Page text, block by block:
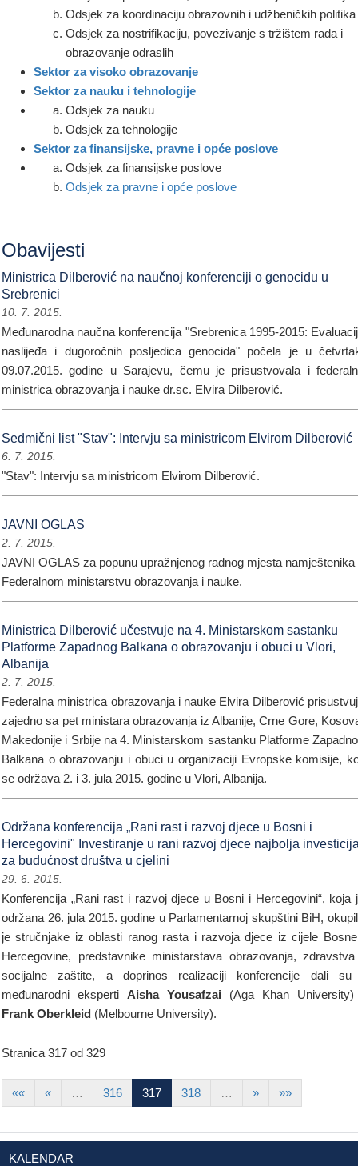
Odsjek za koordinaciju obrazovnih i udžbeničkih politika
Odsjek za nostrifikaciju, povezivanje s tržištem rada i
obrazovanje odraslih
Sektor za visoko obrazovanje
Sektor za nauku i tehnologije
Odsjek za nauku
Odsjek za tehnologije
Sektor za finansijske, pravne i opće poslove
Odsjek za finansijske poslove
Odsjek za pravne i opće poslove
Obavijesti
Ministrica Dilberović na naučnoj konferenciji o genocidu u
Srebrenici
10. 7. 2015.
Međunarodna naučna konferencija "Srebrenica 1995-2015:
naslijeđa i dugoročnih posljedica genocida" počela je u
09.07.2015. godine u Sarajevu, čemu je prisustvovala i
ministrica obrazovanja i nauke dr.sc. Elvira Dilberović.
Sedmični list "Stav": Intervju sa ministricom Elvirom Dilberović
6. 7. 2015.
"Stav": Intervju sa ministricom Elvirom Dilberović.
JAVNI OGLAS
2. 7. 2015.
JAVNI OGLAS za popunu upražnjenog radnog mjesta namještenika
Federalnom ministarstvu obrazovanja i nauke.
Ministrica Dilberović učestvuje na 4. Ministarskom sastanku
Platforme Zapadnog Balkana o obrazovanju i obuci u Vlori,
Albanija
2. 7. 2015.
Federalna ministrica obrazovanja i nauke Elvira Dilberović
zajedno sa pet ministara obrazovanja iz Albanije, Crne Gore,
Makedonije i Srbije na 4. Ministarskom sastanku Platforme
Balkana o obrazovanju i obuci u organizaciji Evropske komisije,
se održava 2. i 3. jula 2015. godine u Vlori, Albanija.
Održana konferencija „Rani rast i razvoj djece u Bosni i
Hercegovini" Investiranje u rani razvoj djece najbolja
za budućnost društva u cjelini
29. 6. 2015.
Konferencija „Rani rast i razvoj djece u Bosni i Hercegovini“, koja
održana 26. jula 2015. godine u Parlamentarnoj skupštini BiH,
je stručnjake iz oblasti ranog rasta i razvoja djece iz cijele
Hercegovine, predstavnike ministarstava obrazovanja,
socijalne zaštite, a doprinos realizaciji konferencije dali
međunarodni eksperti Aisha Yousafzai (Aga Khan
Frank Oberkleid (Melbourne University).
Stranica 317 od 329
«« « … 316 317 318 … » »»
KALENDAR